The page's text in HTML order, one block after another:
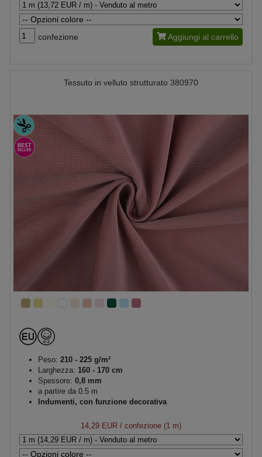
confezione Aggiungi al carrello
Tessuto in velluto strutturato 380970
Peso: 210 - 225 g/m²
Larghezza: 160 - 170 cm
Spessore: 0,8 mm
a partire da 0.5 m
Indumenti, con funzione decorativa
14,29 EUR / confezione (1 m)